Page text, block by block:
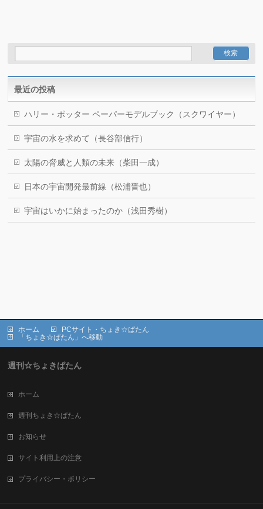
最近の投稿
ハリー・ポッター ペーパーモデルブック（スクワイヤー）
宇宙の水を求めて（長谷部信行）
太陽の脅威と人類の未来（柴田一成）
日本の宇宙開発最前線（松浦晋也）
宇宙はいかに始まったのか（浅田秀樹）
ホーム
PCサイト・ちょき☆ぱたん
「ちょき☆ぱたん」へ移動
週刊☆ちょきぱたん
ホーム
週刊ちょき☆ぱたん
お知らせ
サイト利用上の注意
プライバシー・ポリシー